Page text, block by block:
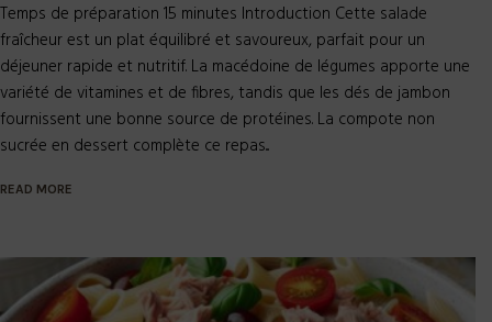
Temps de préparation 15 minutes Introduction Cette salade
fraîcheur est un plat équilibré et savoureux, parfait pour un
déjeuner rapide et nutritif. La macédoine de légumes apporte une
variété de vitamines et de fibres, tandis que les dés de jambon
fournissent une bonne source de protéines. La compote non
sucrée en dessert complète ce repas...
READ MORE